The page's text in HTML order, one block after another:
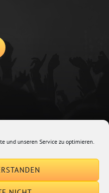
und unseren Service zu optimieren.
Themes